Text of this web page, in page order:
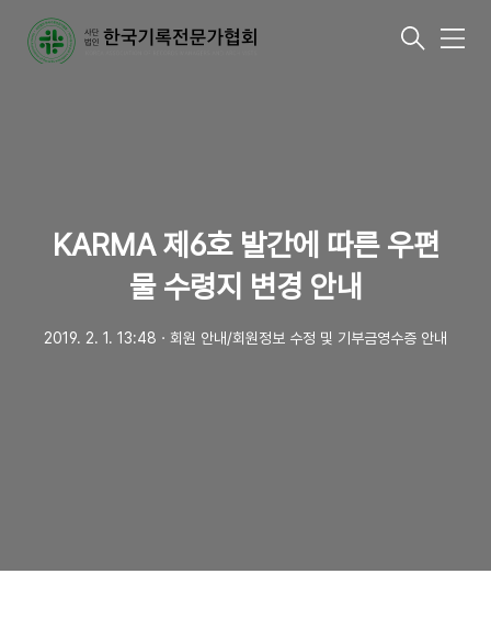
메
KARMA 제6호 발간에 따른 우편
물 수령지 변경 안내
2019. 2. 1. 13:48 ㆍ 회원 안내/회원정보 수정 및 기부금영수증 안내